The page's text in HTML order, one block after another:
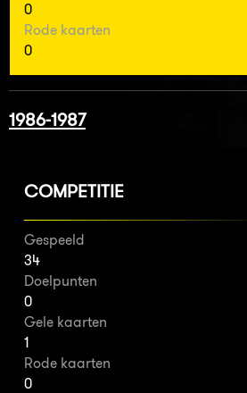
0
Rode kaarten
0
1986-1987
COMPETITIE
Gespeeld
34
Doelpunten
0
Gele kaarten
1
Rode kaarten
0